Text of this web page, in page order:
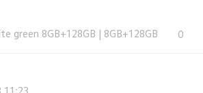
green 8GB+128GB 8GB+128GB 0
11:23